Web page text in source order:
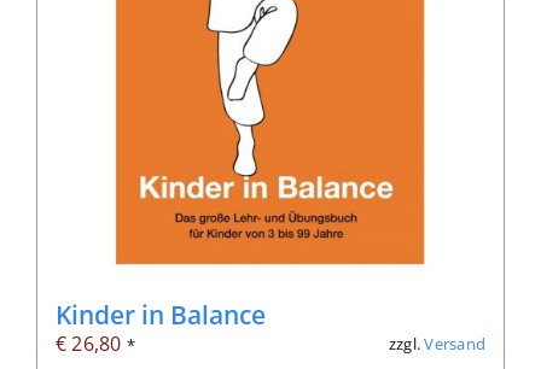
Kinder in Balance
€26,80 * zzgl.Versand